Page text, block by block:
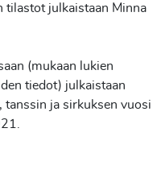
tilastot julkaistaan Minna
(mukaan lukien
tiedot) julkaistaan
tanssin ja sirkuksen vuosi